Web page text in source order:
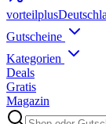
vorteilplus
Gutscheine
Kategorien
Deals
Gratis
Magazin